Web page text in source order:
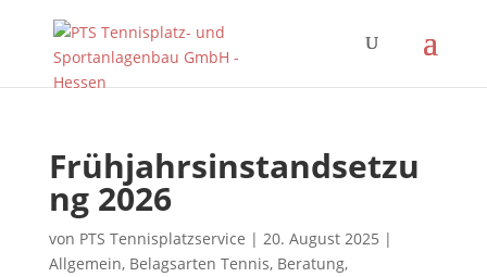
Frühjahrsinstandsetzu
ng 2026
von PTS Tennisplatzservice | 20. August 2025 |
Allgemein, Belagsarten Tennis, Beratung,